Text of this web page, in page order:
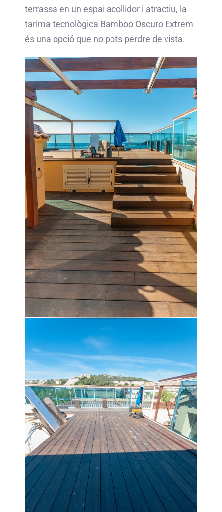
terrassa en un espai acollidor i atractiu, la
tarima tecnològica Bamboo Oscuro Extrem
és una opció que no pots perdre de vista.